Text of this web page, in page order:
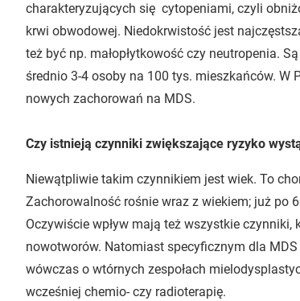
charakteryzujących się cytopeniami, czyli
krwi obwodowej. Niedokrwistość jest
też być np. małopłytkowość czy neutropenia.
średnio 3-4 osoby na 100 tys. mieszkańców. W
nowych zachorowań na MDS.
Czy istnieją czynniki zwiększające ryzyko
Niewątpliwie takim czynnikiem jest wiek. To
Zachorowalność rośnie wraz z wiekiem; już po
Oczywiście wpływ mają też wszystkie
nowotworów. Natomiast specyficznym dla
wówczas o wtórnych zespołach
wcześniej chemio- czy radioterapię.